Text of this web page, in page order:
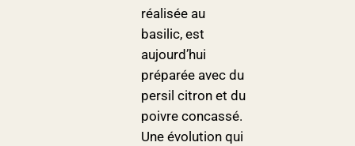
réalisée au
basilic, est
aujourd’hui
préparée avec du
persil citron et du
poivre concassé.
Une évolution qui